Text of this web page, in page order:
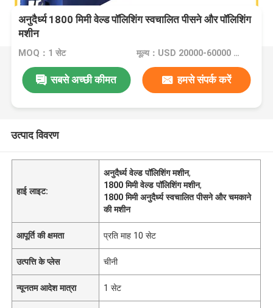
अनुदैर्ध्य 1800 मिमी वेल्ड पॉलिशिंग स्वचालित पीसने और पॉलिशिंग
मशीन
MOQ：1 सेट मूल्य：USD 20000-60000 Dollar per set
सबसे अच्छी कीमत हमसे संपर्क करें
उत्पाद विवरण
हाई लाइट:
अनुदैर्ध्य वेल्ड पॉलिशिंग मशीन,
1800 मिमी वेल्ड पॉलिशिंग मशीन,
1800 मिमी अनुदैर्ध्य स्वचालित पीसने और चमकाने
की मशीन
आपूर्ति की क्षमता प्रति माह 10 सेट
उत्पत्ति के प्लेस चीनी
न्यूनतम आदेश मात्रा 1 सेट